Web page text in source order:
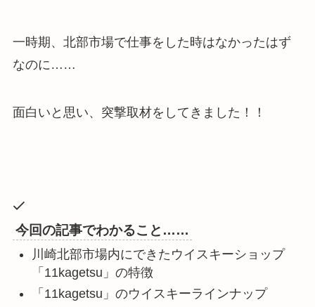
一時期、北部市場で仕事をした時はなかったはず
なのに……
面白いと思い、突撃取材をしてきました！！
今回の記事でわかること……
川崎北部市場内にできたウイスキーショップ
「11kagetsu」の特徴
「11kagetsu」のウイスキーラインナップ